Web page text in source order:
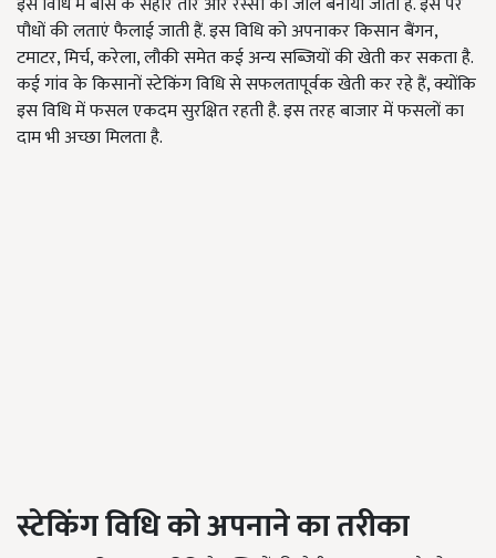
पौधों की लताएं फैलाई जाती हैं. इस विधि को अपनाकर किसान बैंगन,
टमाटर, मिर्च, करेला, लौकी समेत कई अन्य सब्जियों की खेती कर सकता है.
कई गांव के किसानों स्टेकिंग विधि से सफलतापूर्वक खेती कर रहे हैं, क्योंकि
इस विधि में फसल एकदम सुरक्षित रहती है. इस तरह बाजार में फसलों का
दाम भी अच्छा मिलता है.
स्टेकिंग विधि को अपनाने का तरीका